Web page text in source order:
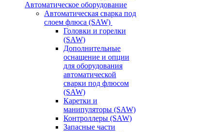
Автоматическое оборудование
Автоматическая сварка под
слоем флюса (SAW)
Головки и горелки
(SAW)
Дополнительные
оснащение и опции
для оборудования
автоматической
сварки под флюсом
(SAW)
Каретки и
манипуляторы (SAW)
Контроллеры (SAW)
Запасные части